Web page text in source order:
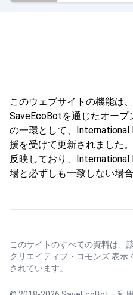
このウェブサイトの機能は
SaveEcoBotを通じたオープ
の一環として、International
援を受けて更新されました
反映しており、International
場と必ずしも一致しない場合
このサイトのすべての資料は、
クリエイティブ・コモンズ 表示
されています。